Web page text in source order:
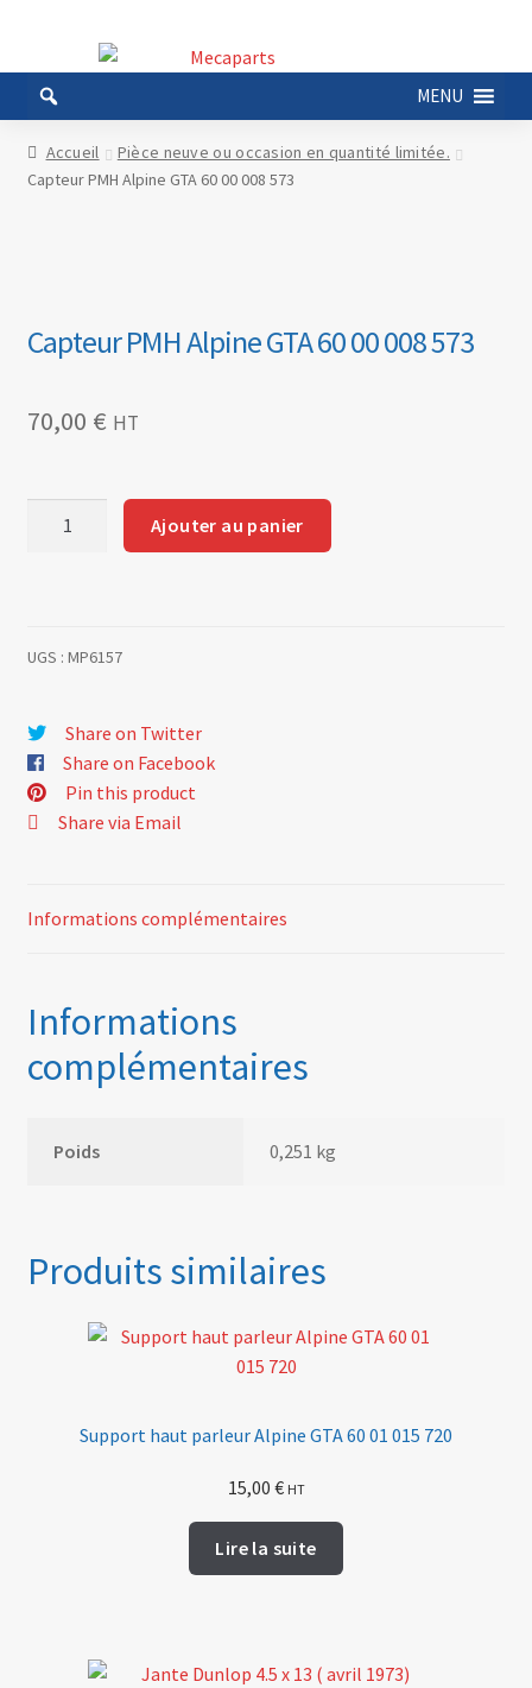
la
navigation
au
contenu
MENU
Accueil
Pièce neuve ou occasion en quantité limitée.
Capteur PMH Alpine GTA 60 00 008 573
Capteur PMH Alpine GTA 60 00 008 573
70,00 € HT
GTA
00
008
573
Ajouter au panier
UGS : MP6157
Share on Twitter
Share on Facebook
Pin this product
Share via Email
Informations complémentaires
Informations
complémentaires
Poids 0,251 kg
Produits similaires
Support haut parleur Alpine GTA 60 01 015 720
15,00 € HT
Lire la suite